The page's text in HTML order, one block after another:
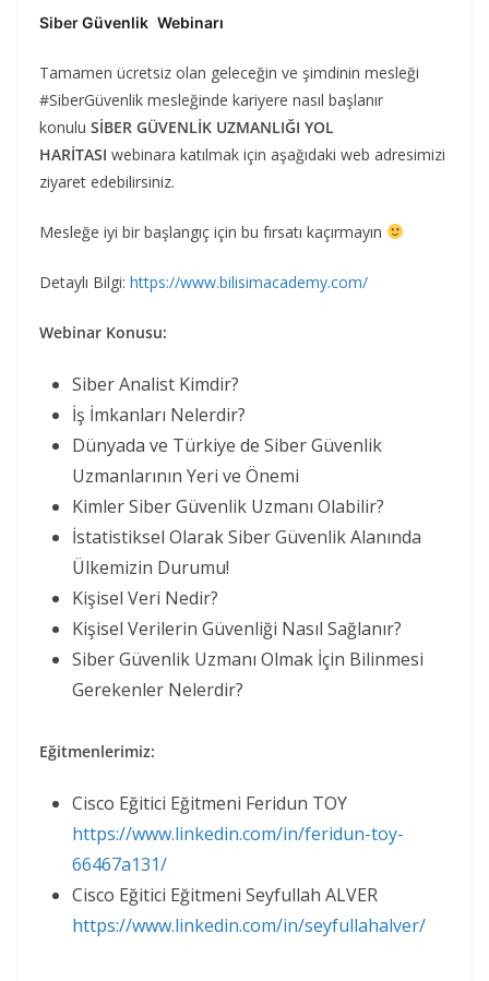
SiberGüvenlik Webinarı
Tamamen ücretsiz olan geleceğin ve şimdinin mesleği
#SiberGüvenlik mesleğinde kariyere nasıl başlanır
konulu SİBER GÜVENLİK UZMANLIĞI YOL
HARİTASI webinara katılmak için aşağıdaki web adresimizi
ziyaret edebilirsiniz.
Mesleğe iyi bir başlangıç için bu fırsatı kaçırmayın
Detaylı Bilgi: https://www.bilisimacademy.com/
Webinar Konusu:
Siber Analist Kimdir?
İş İmkanları Nelerdir?
Dünyada ve Türkiye de Siber Güvenlik
Uzmanlarının Yeri ve Önemi
Kimler Siber Güvenlik Uzmanı Olabilir?
İstatistiksel Olarak Siber Güvenlik Alanında
Ülkemizin Durumu!
Kişisel Veri Nedir?
Kişisel Verilerin Güvenliği Nasıl Sağlanır?
Siber Güvenlik Uzmanı Olmak İçin Bilinmesi
Gerekenler Nelerdir?
Eğitmenlerimiz:
Cisco Eğitici Eğitmeni Feridun TOY
https://www.linkedin.com/in/feridun-toy-
66467a131/
Cisco Eğitici Eğitmeni Seyfullah ALVER
https://www.linkedin.com/in/seyfullahalver/